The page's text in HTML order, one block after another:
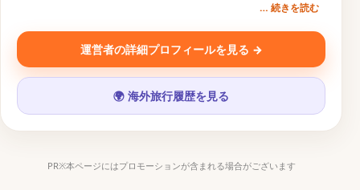
を」という想いから、旅行クーポン比較サービス『トクた
び』を運営。一次情報にもとづく旅行コンテンツを発信中。
SNS・運営メディア
♪
… 続きを読む
運営者の詳細プロフィールを見る →
🌍 海外旅行履歴を見る
PR※本ページにはプロモーションが含まれる場合がございます